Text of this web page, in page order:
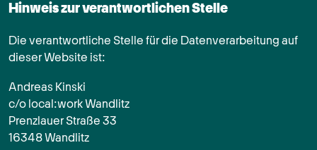
Hinweis zur verantwortlichen Stelle
Die verantwortliche Stelle für die Datenverarbeitung auf
dieser Website ist:
Andreas Kinski
c/o local:work Wandlitz
Prenzlauer Straße 33
16348 Wandlitz